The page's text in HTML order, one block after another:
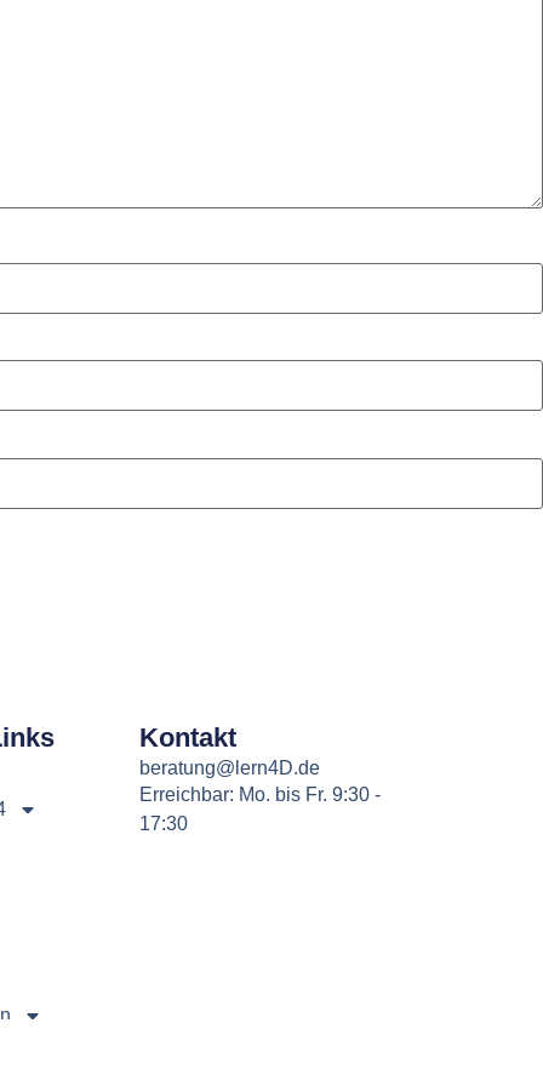
Kontakt
beratung@lern4D.de
Erreichbar: Mo. bis Fr. 9:30 -
17:30